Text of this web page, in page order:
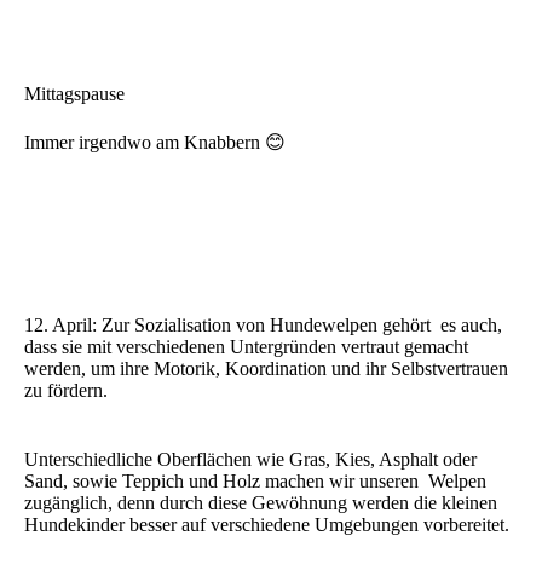
Mittagspause
Immer irgendwo am Knabbern 😊
12. April: Zur Sozialisation von Hundewelpen gehört es auch,
dass sie mit verschiedenen Untergründen vertraut gemacht
werden, um ihre Motorik, Koordination und ihr Selbstvertrauen
zu fördern.
Unterschiedliche Oberflächen wie Gras, Kies, Asphalt oder
Sand, sowie Teppich und Holz machen wir unseren Welpen
zugänglich, denn durch diese Gewöhnung werden die kleinen
Hundekinder besser auf verschiedene Umgebungen vorbereitet.